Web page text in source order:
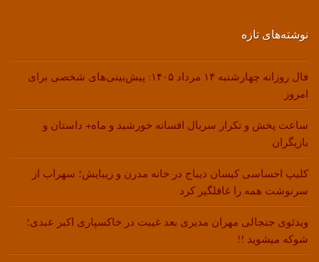
نوشته‌های تازه
فال روزانه چهارشنبه ۱۴ مرداد ۱۴۰۵: پیش‌بینی‌های شخصی برای
امروز
ساعت پخش و تکرار سریال افسانه خورشید و ماه+ داستان و
بازیگران
کلیپ احساسی کیسان دیباج در خانه مدرن و زیبایش؛ سهراب از
سرنوشت همه را غافلگیر کرد
ویدئوی جنجالی مهران مدیری بعد غیبت در خاکسپاری اکبر عبدی؛
شوکه میشوید !!